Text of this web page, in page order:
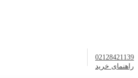
02128421139
راهنمای خرید